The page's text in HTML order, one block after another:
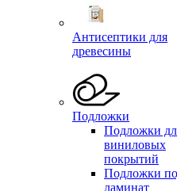
Антисептики для
древесины
Подложки
Подложки
виниловых
покрытий
Подложки
ламинат